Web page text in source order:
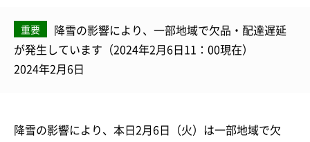
重要
降雪の影響により、一部地域で欠品・配達遅延
が発生しています（2024年2月6日11：00現在）
2024年2月6日
降雪の影響により、本日2月6日（火）は一部地域で欠